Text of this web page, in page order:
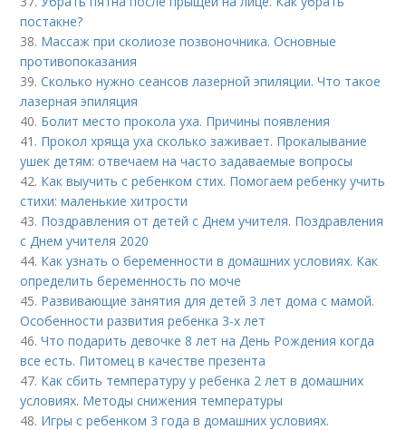
постакне?
38. Массаж при сколиозе позвоночника. Основные
противопоказания
39.Сколько нужно сеансов лазерной эпиляции. Что такое
лазерная эпиляция
40. Болит место прокола уха. Причины появления
41. Прокол хряща уха сколько заживает. Прокалывание
ушек детям: отвечаем на часто задаваемые вопросы
42. Как выучить с ребенком стих. Помогаем ребенку учить
стихи: маленькие хитрости
43. Поздравления от детей с Днем учителя. Поздравления
с Днем учителя 2020
44. Как узнать о беременности в домашних условиях. Как
определить беременность по моче
45. Развивающие занятия для детей 3 лет дома с мамой.
Особенности развития ребенка 3-х лет
46.Что подарить девочке 8 лет на День Рождения когда
все есть. Питомец в качестве презента
47. Как сбить температуру у ребенка 2 лет в домашних
условиях. Методы снижения температуры
48. Игры с ребенком 3 года в домашних условиях.